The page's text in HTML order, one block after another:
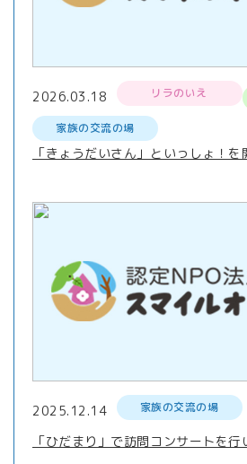
2026.03.18 リラのいえ
家族の交流の場
「きょうだいさん」といっしょ！
2025.12.14 家族の交流の場
「ひだまり」で訪問コンサートを行